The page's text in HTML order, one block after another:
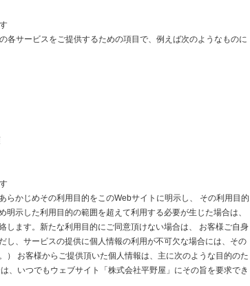
各サービスをご提供するための項目で、例えば次のようなものに
らかじめその利用目的をこのWebサイトに明示し、 その利用目的
示した利用目的の範囲を超えて利用する必要が生じた場合は、
します。新たな利用目的にご同意頂けない場合は、 お客様ご自身
し、サービスの提供に個人情報の利用が不可欠な場合には、その
） お客様からご提供頂いた個人情報は、主に次のような目的のた
、いつでもウェブサイト「株式会社平野屋」にその旨を要求でき